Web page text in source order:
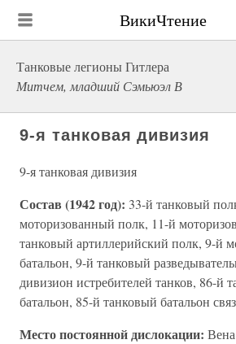
ВикиЧтение
Танковые легионы Гитлера
Митчем, младший Сэмьюэл В
9-я танковая дивизия
9-я танковая дивизия
Состав (1942 год): 33-й танковый
моторизованный полк, 11-й
танковый артиллерийский полк, 9-й
батальон, 9-й танковый
дивизион истребителей танков, 86-й
батальон, 85-й танковый батальон
Место постоянной дислокации: